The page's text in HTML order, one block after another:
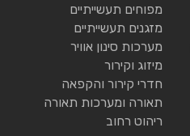
מפוחים תעשייתיים
מזגנים תעשייתיים
מערכות סינון אוויר
מיזוג וקירור
חדרי קירור והקפאה
תאורה ומערכות תאורה
ריהוט רחוב